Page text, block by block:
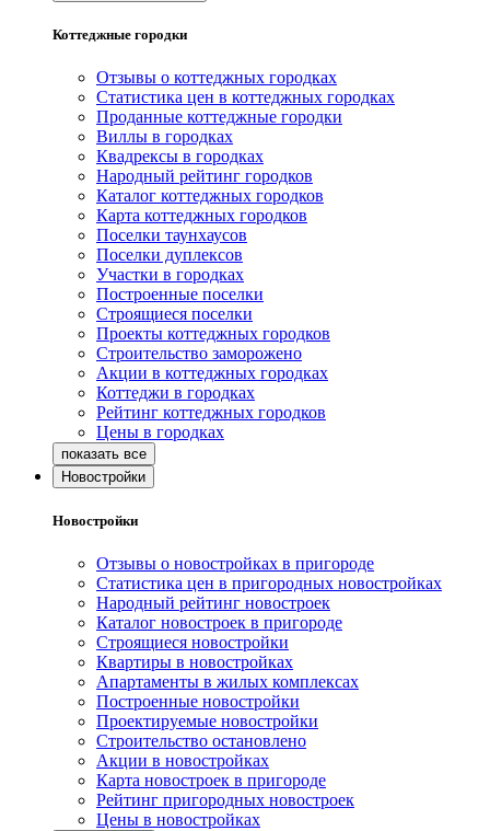
Коттеджные городки
Отзывы о коттеджных городках
Статистика цен в коттеджных городках
Проданные коттеджные городки
Виллы в городках
Квадрексы в городках
Народный рейтинг городков
Каталог коттеджных городков
Карта коттеджных городков
Поселки таунхаусов
Поселки дуплексов
Участки в городках
Построенные поселки
Строящиеся поселки
Проекты коттеджных городков
Строительство заморожено
Акции в коттеджных городках
Коттеджи в городках
Рейтинг коттеджных городков
Цены в городках
Новостройки
Новостройки
Отзывы о новостройках в пригороде
Статистика цен в пригородных новостройках
Народный рейтинг новостроек
Каталог новостроек в пригороде
Строящиеся новостройки
Квартиры в новостройках
Апартаменты в жилых комплексах
Построенные новостройки
Проектируемые новостройки
Строительство остановлено
Акции в новостройках
Карта новостроек в пригороде
Рейтинг пригородных новостроек
Цены в новостройках